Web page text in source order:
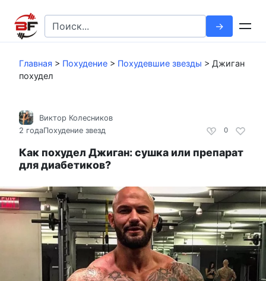
контенту
Search
for:
Главная > Похудение > Похудевшие звезды > Джиган
похудел
0
Виктор Колесников
2 годаПохудение звезд
Как похудел Джиган: сушка или препарат
для диабетиков?